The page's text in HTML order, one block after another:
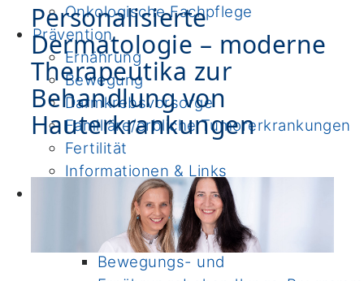
Onkologische Fachpflege
Prävention
Ernährung
Bewegung
Darmkrebsvorsorge
Familiäre/erbliche Tumorerkrankungen
Fertilität
Informationen & Links
Klinische Studien
Bewegungs- und
Personalisierte
Dermatologie – moderne
Therapeutika zur
Behandlung von
Hauterkrankungen